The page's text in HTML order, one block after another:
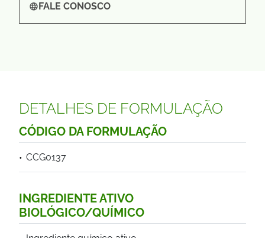
FALE CONOSCO
DETALHES DE FORMULAÇÃO
CÓDIGO DA FORMULAÇÃO
CCG0137
INGREDIENTE ATIVO
BIOLÓGICO/QUÍMICO